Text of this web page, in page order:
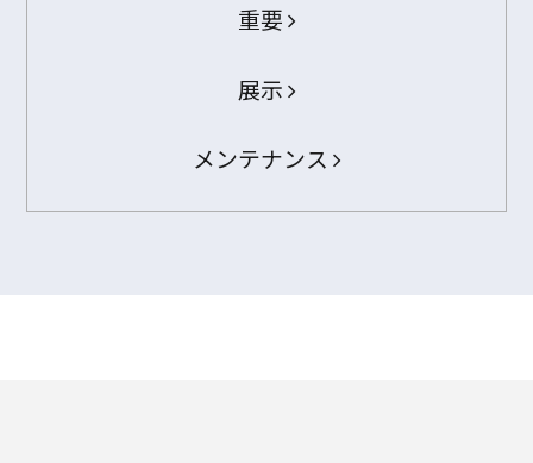
重要
展示
メンテナンス